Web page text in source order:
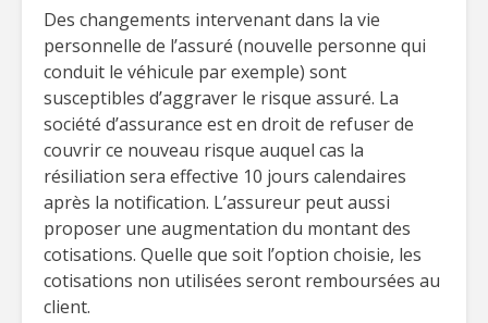
Des changements intervenant dans la vie
personnelle de l’assuré (nouvelle personne qui
conduit le véhicule par exemple) sont
susceptibles d’aggraver le risque assuré. La
société d’assurance est en droit de refuser de
couvrir ce nouveau risque auquel cas la
résiliation sera effective 10 jours calendaires
après la notification. L’assureur peut aussi
proposer une augmentation du montant des
cotisations. Quelle que soit l’option choisie, les
cotisations non utilisées seront remboursées au
client.